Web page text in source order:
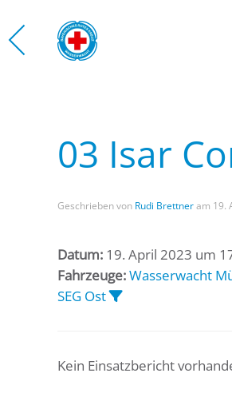
Zum Hauptinhalt springen
03 Isar
Geschrieben von Rudi Brettneram 19.
Datum: 19. April 2023 um
Fahrzeuge:Wasserwacht
SEG Ost
Kein Einsatzbericht